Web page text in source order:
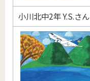
小川北中2年 Y.S.さん